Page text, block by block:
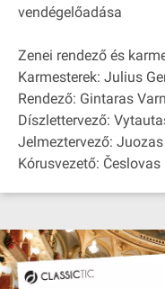
vendégelőadása
Zenei rendező és
Karmesterek: Julius
Rendező: Gintaras
Díszlettervező:
Jelmeztervező:
Kórusvezető: